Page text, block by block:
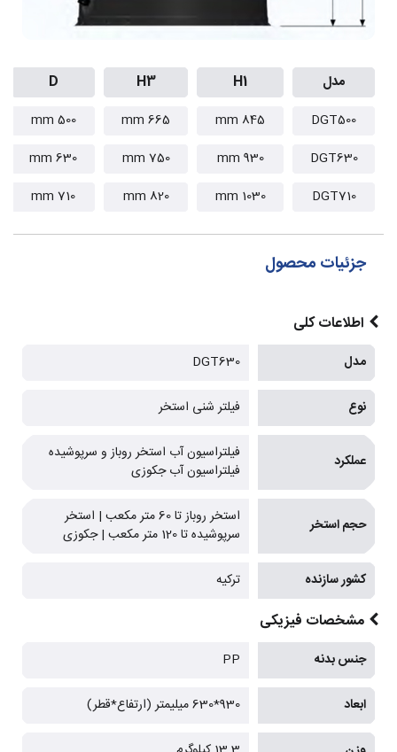
مدل H1
H3
D
DGT500
845 mm
665 mm
500 mm
DGT630
930 mm
750 mm
630 mm
DGT710
1030 mm
820 mm
710 mm
جزئیات محصول
اطلاعات کلی
مدل DGT630
نوع فیلتر شنی استخر
عملکرد
فیلتراسیون آب استخر روباز و سرپوشیده
فیلتراسیون آب جکوزی
حجم استخر
استخر روباز تا 60 متر مکعب | استخر
سرپوشیده تا 120 متر مکعب | جکوزی
کشور سازنده ترکیه
مشخصات فیزیکی
جنس بدنه PP
ابعاد 930*630 میلیمتر (ارتفاع*قطر)